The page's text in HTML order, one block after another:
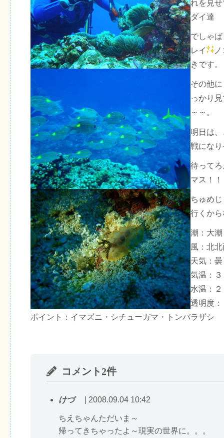
れを見
ダイ達
でしゃ
レイ
きです。
その他
っかり
～～。
明日は
戦にな
待って
マス！！
ちゅめ
行くか
潮：大潮
風：北
天気：
気温：
水温：
透明度
ポイント：イマズニ・シチューガマ・トンバラザシ
コメント2件
けづ | 2008.09.04 10:42
ちえちゃんただいま～
帰ってきちゃったよ～現実の世界に。。。